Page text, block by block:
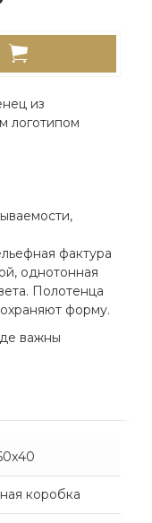
из
логотипом
фактура
однотонная
Полотенца
форму.
важны
коробка